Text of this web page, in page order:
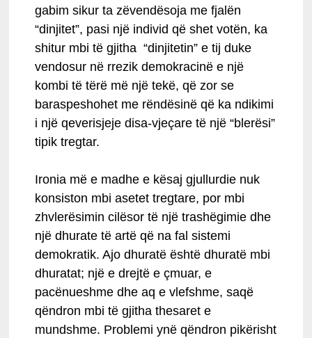
gabim sikur ta zëvendësoja me fjalën
“dinjitet”, pasi një individ që shet votën, ka
shitur mbi të gjitha “dinjitetin” e tij duke
vendosur në rrezik demokracinë e një
kombi të tërë më një tekë, që zor se
baraspeshohet me rëndësinë që ka ndikimi
i një qeverisjeje disa-vjeçare të një “blerësi”
tipik tregtar.
Ironia më e madhe e kësaj gjullurdie nuk
konsiston mbi asetet tregtare, por mbi
zhvlerësimin cilësor të një trashëgimie dhe
një dhurate të artë që na fal sistemi
demokratik. Ajo dhuratë është dhuratë mbi
dhuratat; një e drejtë e çmuar, e
pacënueshme dhe aq e vlefshme, saqë
qëndron mbi të gjitha thesaret e
mundshme. Problemi ynë qëndron pikërisht